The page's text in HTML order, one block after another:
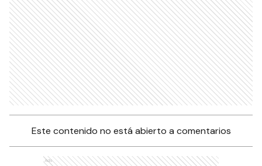
Este contenido no está abierto a comentarios
Ads